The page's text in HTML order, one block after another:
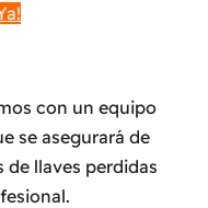
con un equipo
se asegurará de
llaves perdidas